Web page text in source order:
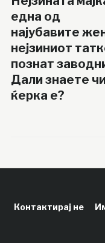
една од
најубавите
нејзиниот
познат
Дали знаете
ќерка е?
Контактирај не